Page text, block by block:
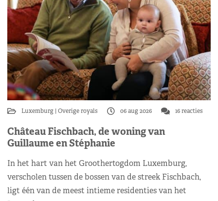
Luxemburg Overige royals 06 aug 2026 16 reacties
Château Fischbach, de woning van
Guillaume en Stéphanie
In het hart van het Groothertogdom Luxemburg,
verscholen tussen de bossen van de streek Fischbach,
ligt één van de meest intieme residenties van het